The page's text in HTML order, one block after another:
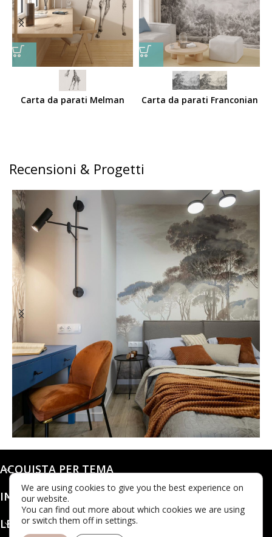
Carta da parati Melman Carta da parati Franconian
Recensioni & Progetti
@karols_interiors
ACQUISTA PER TEMA
INFO
LEGALE
We are using cookies to give you the best experience on
our website.
You can find out more about which cookies we are using
or switch them off in settings.